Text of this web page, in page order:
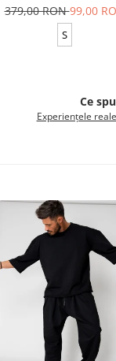
379,00 RON99,00
S
Ce
Experiențele